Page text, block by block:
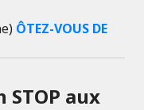
ÔTEZ-VOUS DE
aux